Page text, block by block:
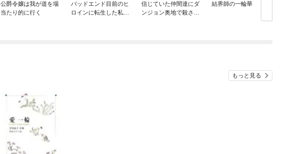
公爵令嬢は我が道を場
当たり的に行く
バッドエンド目前のヒ
ロインに転生した私、
信じていた仲間達にダ
ンジョン奥地で殺され
結界師の一輪華
もっと見る